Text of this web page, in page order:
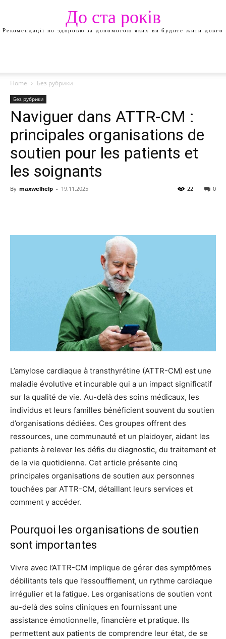
До ста років
Рекомендації по здоровю за допомогою яких ви будите жити довго
Home Без рубрики
Без рубрики
Naviguer dans ATTR-CM :
principales organisations de
soutien pour les patients et
les soignants
By maxwelhelp - 19.11.2025 0
22
L’amylose cardiaque à transthyrétine (ATTR-CM) est une
maladie évolutive et incurable qui a un impact significatif
sur la qualité de vie. Au-delà des soins médicaux, les
individus et leurs familles bénéficient souvent du soutien
d’organisations dédiées. Ces groupes offrent des
ressources, une communauté et un plaidoyer, aidant les
patients à relever les défis du diagnostic, du traitement et
de la vie quotidienne. Cet article présente cinq
principales organisations de soutien aux personnes
touchées par ATTR-CM, détaillant leurs services et
comment y accéder.
Pourquoi les organisations de soutien
sont importantes
Vivre avec l’ATTR-CM implique de gérer des symptômes
débilitants tels que l’essoufflement, un rythme cardiaque
irrégulier et la fatigue. Les organisations de soutien vont
au-delà des soins cliniques en fournissant une
assistance émotionnelle, financière et pratique. Ils
permettent aux patients de comprendre leur état, de se